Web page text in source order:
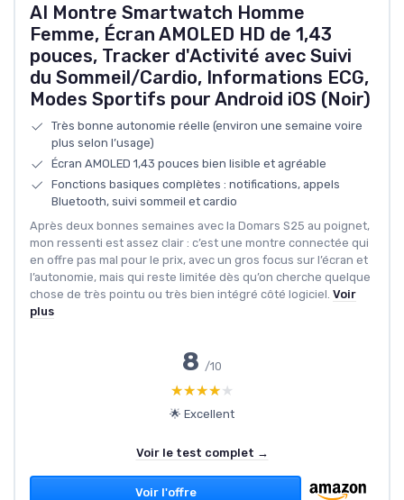
AI Montre Smartwatch Homme
Femme, Écran AMOLED HD de 1,43
pouces, Tracker d'Activité avec Suivi
du Sommeil/Cardio, Informations ECG,
Modes Sportifs pour Android iOS (Noir)
Très bonne autonomie réelle (environ une semaine voire
plus selon l’usage)
Écran AMOLED 1,43 pouces bien lisible et agréable
Fonctions basiques complètes : notifications, appels
Bluetooth, suivi sommeil et cardio
Après deux bonnes semaines avec la Domars S25 au poignet,
mon ressenti est assez clair : c’est une montre connectée qui
en offre pas mal pour le prix, avec un gros focus sur l’écran et
l’autonomie, mais qui reste limitée dès qu’on cherche quelque
chose de très pointu ou très bien intégré côté logiciel. Voir
plus
8 /10
★★★★★
★★★★★
🌟 Excellent
Voir le test complet →
Voir l'offre